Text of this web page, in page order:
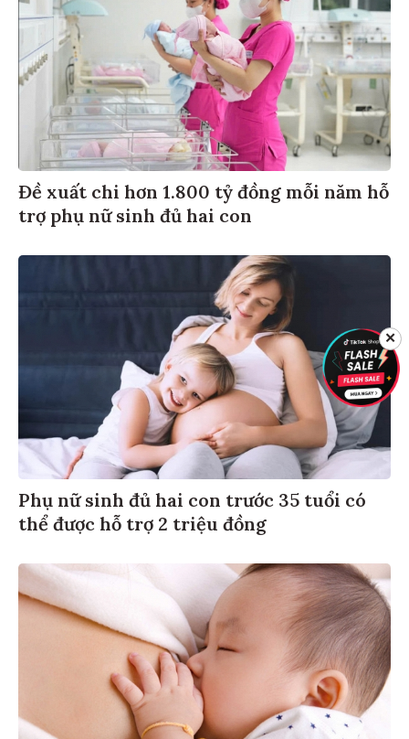
Đề xuất chi hơn 1.800 tỷ đồng mỗi năm hỗ
trợ phụ nữ sinh đủ hai con
Phụ nữ sinh đủ hai con trước 35 tuổi có
thể được hỗ trợ 2 triệu đồng
✕